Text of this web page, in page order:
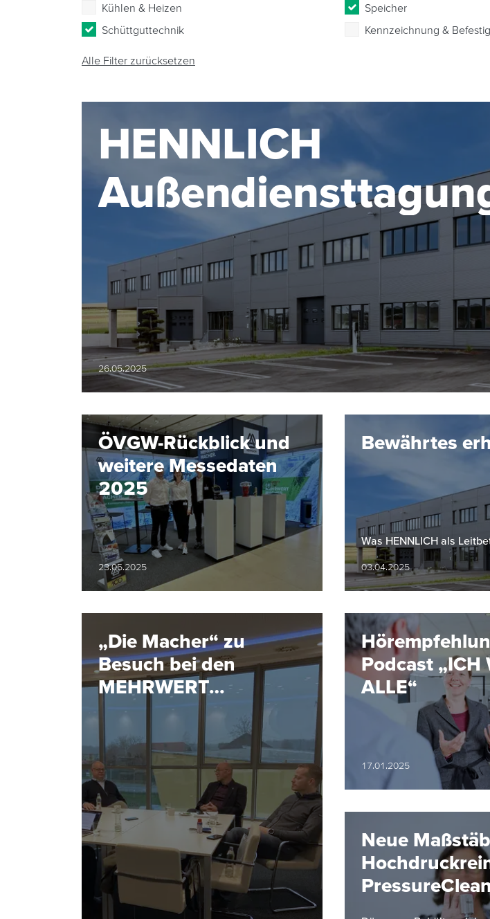
Kühlen & Heizen
Speicher
Schüttguttechnik
Kennzeichnung &
Alle Filter zurücksetzen
HENNLICH
26.05.2025
ÖVGW-Rückblick und
weitere Messedaten
2025
23.05.2025
Bewährtes
Was HENNLICH als
03.04.2025
„Die Macher“ zu
Besuch bei den
MEHRWERT
MACHERN
Podcast „ICH
ALLE“
17.01.2025
Neue
Baureihe 5TP